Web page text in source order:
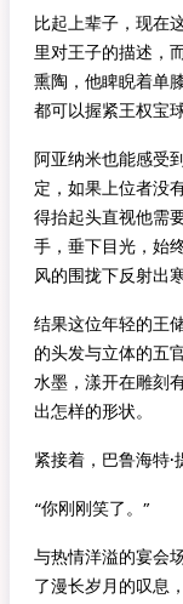
比起上辈子，现在
里对王子的描述，
熏陶，他睥睨着单
都可以握紧王权宝
阿亚纳米也能感受
定，如果上位者没
得抬起头直视他需
手，垂下目光，始
风的围拢下反射出
结果这位年轻的王
的头发与立体的五
水墨，漾开在雕刻
出怎样的形状。
紧接着，巴鲁海特·
“你刚刚笑了。”
与热情洋溢的宴会
了漫长岁月的叹息